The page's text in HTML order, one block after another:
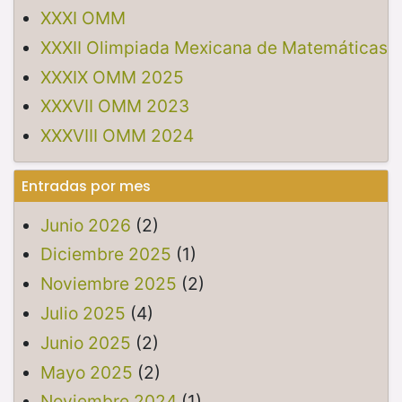
XXXI OMM
XXXII Olimpiada Mexicana de Matemáticas
XXXIX OMM 2025
XXXVII OMM 2023
XXXVIII OMM 2024
Entradas por mes
Junio 2026 (2)
Diciembre 2025 (1)
Noviembre 2025 (2)
Julio 2025 (4)
Junio 2025 (2)
Mayo 2025 (2)